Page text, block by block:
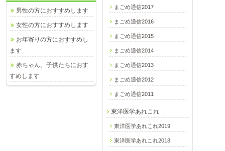
まごめ通信2017
まごめ通信2016
まごめ通信2015
まごめ通信2014
まごめ通信2013
まごめ通信2012
まごめ通信2011
東洋医学あれこれ
東洋医学あれこれ2019
東洋医学あれこれ2018
男性の方におすすめします
女性の方におすすめします
お年寄りの方におすすめし
ます
赤ちゃん、子供たちにおす
すめします